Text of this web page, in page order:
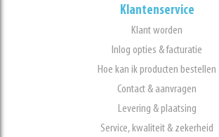
Klantenservice
Klant worden
Inlog opties & facturatie
Hoe kan ik producten bestellen
Contact & aanvragen
Levering & plaatsing
Service, kwaliteit & zekerheid